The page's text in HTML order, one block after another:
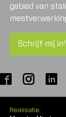
gebied van
Schrijf mij in!
Realisatie: